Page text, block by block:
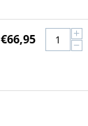
€66,95 +
−